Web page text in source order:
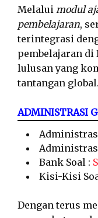
Melalui modul
pembelajaran,
terintegrasi
pembelajaran
lulusan yang
tantangan global.
ADMINISTRASI
Bank Soal :
Kisi-Kisi
Dengan terus